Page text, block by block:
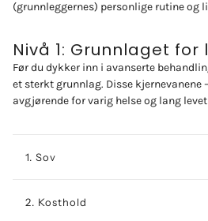
(grunnleggernes) personlige rutine og
Nivå 1: Grunnlaget
Før du dykker inn i avanserte
et sterkt grunnlag. Disse kjernevanene
avgjørende for varig helse og lang
1. Sov
2. Kosthold